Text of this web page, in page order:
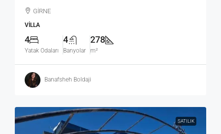
GİRNE
VILLA
4
Yatak Odaları
4
Banyolar
278
m²
Banafsheh Boldaji
SATILIK